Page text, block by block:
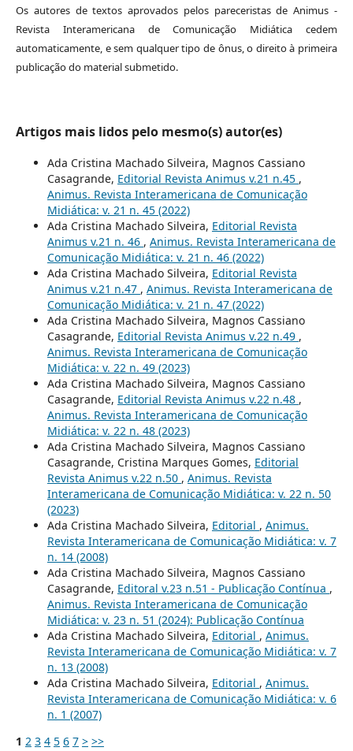
Os autores de textos aprovados pelos pareceristas de Animus -
Revista Interamericana de Comunicação Midiática cedem
automaticamente, e sem qualquer tipo de ônus, o direito à primeira
publicação do material submetido.
Artigos mais lidos pelo mesmo(s) autor(es)
Ada Cristina Machado Silveira, Magnos Cassiano
Casagrande, Editorial Revista Animus v.21 n.45 ,
Animus. Revista Interamericana de Comunicação
Midiática: v. 21 n. 45 (2022)
Ada Cristina Machado Silveira, Editorial Revista
Animus v.21 n. 46 , Animus. Revista Interamericana de
Comunicação Midiática: v. 21 n. 46 (2022)
Ada Cristina Machado Silveira, Editorial Revista
Animus v.21 n.47 , Animus. Revista Interamericana de
Comunicação Midiática: v. 21 n. 47 (2022)
Ada Cristina Machado Silveira, Magnos Cassiano
Casagrande, Editorial Revista Animus v.22 n.49 ,
Animus. Revista Interamericana de Comunicação
Midiática: v. 22 n. 49 (2023)
Ada Cristina Machado Silveira, Magnos Cassiano
Casagrande, Editorial Revista Animus v.22 n.48 ,
Animus. Revista Interamericana de Comunicação
Midiática: v. 22 n. 48 (2023)
Ada Cristina Machado Silveira, Magnos Cassiano
Casagrande, Cristina Marques Gomes, Editorial
Revista Animus v.22 n.50 , Animus. Revista
Interamericana de Comunicação Midiática: v. 22 n. 50
(2023)
Ada Cristina Machado Silveira, Editorial , Animus.
Revista Interamericana de Comunicação Midiática: v. 7
n. 14 (2008)
Ada Cristina Machado Silveira, Magnos Cassiano
Casagrande, Editoral v.23 n.51 - Publicação Contínua ,
Animus. Revista Interamericana de Comunicação
Midiática: v. 23 n. 51 (2024): Publicação Contínua
Ada Cristina Machado Silveira, Editorial , Animus.
Revista Interamericana de Comunicação Midiática: v. 7
n. 13 (2008)
Ada Cristina Machado Silveira, Editorial , Animus.
Revista Interamericana de Comunicação Midiática: v. 6
n. 1 (2007)
1 2 3 4 5 6 7 > >>